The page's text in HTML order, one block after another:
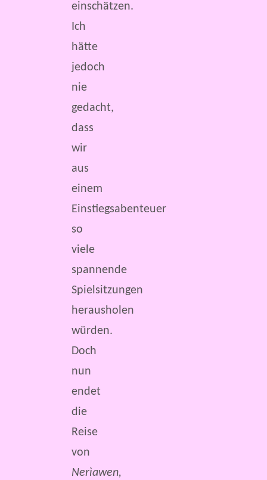
einschätzen.
Ich
hätte
jedoch
nie
gedacht,
dass
wir
aus
einem
Einstiegsabenteuer
so
viele
spannende
Spielsitzungen
herausholen
würden.
Doch
nun
endet
die
Reise
von
Nerìawen,